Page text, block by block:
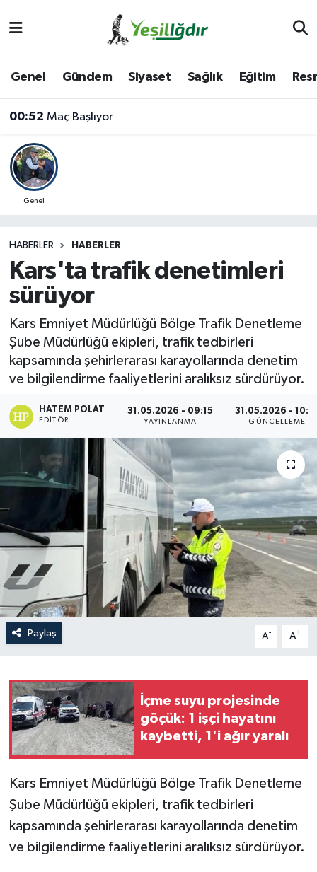
Genel Gündem Siyaset Sağlık Eğitim
00:52 Maç Başlıyor
Genel
HABERLER HABERLER
Kars'ta trafik denetimleri
sürüyor
Kars Emniyet Müdürlüğü Bölge Trafik Denetleme
Şube Müdürlüğü ekipleri, trafik tedbirleri
kapsamında şehirlerarası karayollarında denetim
ve bilgilendirme faaliyetlerini aralıksız sürdürüyor.
HATEM POLAT
EDITÖR
31.05.2026 - 09:15
YAYINLANMA
31.05.2026 -
GÜNCELLEME
Paylaş A- A+
İçme suyu projesinde
göçük: 1 işçi hayatını
kaybetti, 1'i ağır yaralı
Kars Emniyet Müdürlüğü Bölge Trafik Denetleme
Şube Müdürlüğü ekipleri, trafik tedbirleri
kapsamında şehirlerarası karayollarında denetim
ve bilgilendirme faaliyetlerini aralıksız sürdürüyor.
İğdir Namaz Vakitleri
Iğdır Trafik Yoğunluk Haritası
Süper Lig Puan Durumu ve Fikstür
Son Dakika Haberleri
Haber Arşivi